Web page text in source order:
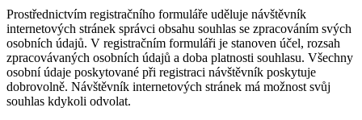
Prostřednictvím registračního formuláře uděluje návštěvník
internetových stránek správci obsahu souhlas se zpracováním svých
osobních údajů. V registračním formuláři je stanoven účel, rozsah
zpracovávaných osobních údajů a doba platnosti souhlasu. Všechny
osobní údaje poskytované při registraci návštěvník poskytuje
dobrovolně. Návštěvník internetových stránek má možnost svůj
souhlas kdykoli odvolat.